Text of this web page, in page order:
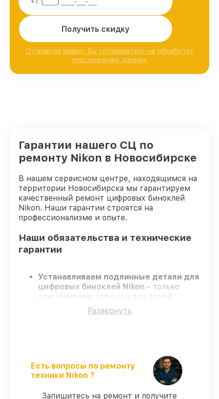
Получить скидку
Отправляя заявку, Вы соглашаетесь на обработку
персональных данных
Гарантии нашего СЦ по
ремонту Nikon в Новосибирске
В нашем сервисном центре, находящимся на
территории Новосибирска мы гарантируем
качественный ремонт цифровых биноклей
Nikon. Наши гарантии строятся на
профессионализме и опыте.
Наши обязательства и технические
гарантии
Устанавливаем подлинные детали для
цифровых биноклей Nikon – только
оригинальные запчасти для вашей
Опытные мастера– проходят
ремонт цифровых биноклей Nikon в
оговоренные сроки.
Поддержка после ремонта – на все
ремонт и запчасти для цифровых
биноклей Nikon предоставляется
Развернуть
Есть вопросы по ремонту
техники Nikon ?
Запишитесь на ремонт и получите